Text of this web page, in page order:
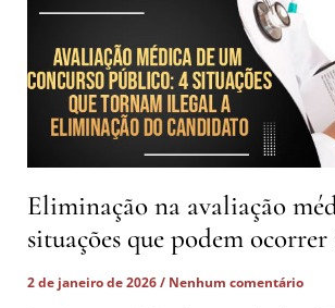
Eliminação na avaliação
situações que podem
2 de janeiro de 2026
Nenhum comentário